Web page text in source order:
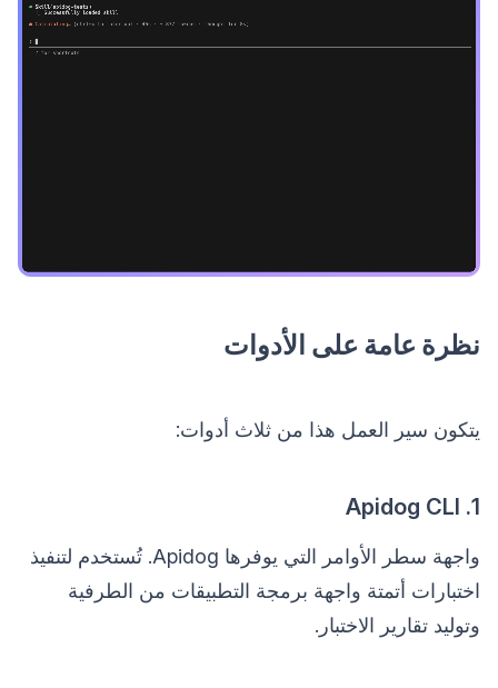
نظرة عامة على الأدوات
يتكون سير العمل هذا من ثلاث أدوات:
1. Apidog CLI
واجهة سطر الأوامر التي يوفرها Apidog. تُستخدم لتنفيذ
اختبارات أتمتة واجهة برمجة التطبيقات من الطرفية
وتوليد تقارير الاختبار.